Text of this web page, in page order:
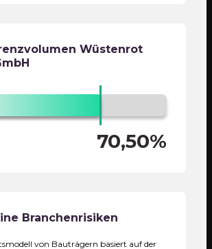
Wüstenrot
70,50%
Branchenrisiken
von Bauträgern basiert auf der